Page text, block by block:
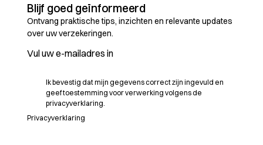
Blijf goed geïnformeerd
Ontvang praktische tips, inzichten en relevante updates
over uw verzekeringen.
Ik bevestig dat mijn gegevens correct zijn ingevuld en
geef toestemming voor verwerking volgens de
privacyverklaring.
Privacyverklaring